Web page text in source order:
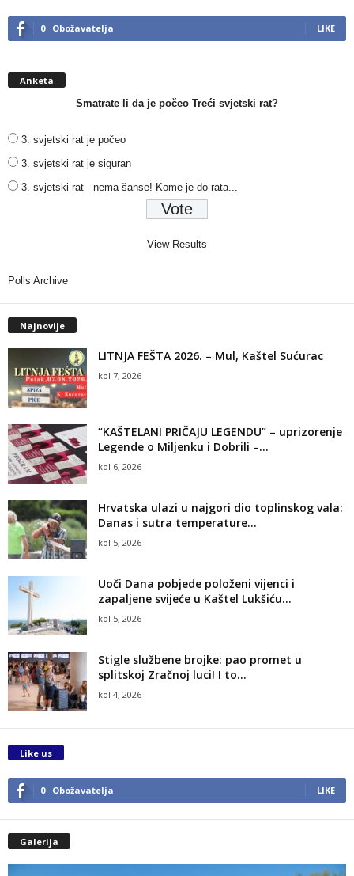
0 Obožavatelja LIKE
Anketa
Smatrate li da je počeo Treći svjetski rat?
3. svjetski rat je počeo
3. svjetski rat je siguran
3. svjetski rat - nema šanse! Kome je do rata...
View Results
Polls Archive
Najnovije
LITNJA FEŠTA 2026. – Mul, Kaštel Sućurac
kol 7, 2026
“KAŠTELANI PRIČAJU LEGENDU” – uprizorenje
Legende o Miljenku i Dobrili –...
kol 6, 2026
Hrvatska ulazi u najgori dio toplinskog vala:
Danas i sutra temperature...
kol 5, 2026
Uoči Dana pobjede položeni vijenci i
zapaljene svijeće u Kaštel Lukšiću...
kol 5, 2026
Stigle službene brojke: pao promet u
splitskoj Zračnoj luci! I to...
kol 4, 2026
Like us
0 Obožavatelja LIKE
Galerija